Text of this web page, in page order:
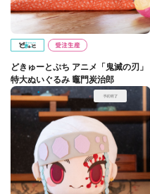
どきゅーとぷち アニメ「鬼滅の刃」
特大ぬいぐるみ 竈門炭治郎